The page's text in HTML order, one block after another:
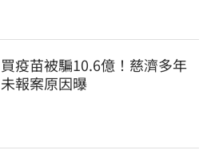
買疫苗被騙10.6億！慈濟多年
未報案原因曝